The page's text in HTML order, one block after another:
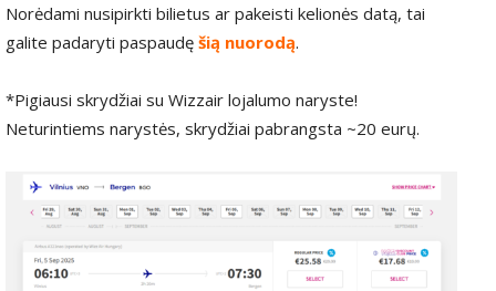
Norėdami nusipirkti bilietus ar pakeisti kelionės datą, tai
galite padaryti paspaudę šią nuorodą.
*Pigiausi skrydžiai su Wizzair lojalumo naryste!
Neturintiems narystės, skrydžiai pabrangsta ~20 eurų.